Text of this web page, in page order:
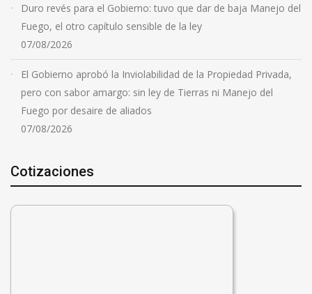
Duro revés para el Gobierno: tuvo que dar de baja Manejo del
Fuego, el otro capítulo sensible de la ley
07/08/2026
El Gobierno aprobó la Inviolabilidad de la Propiedad Privada,
pero con sabor amargo: sin ley de Tierras ni Manejo del
Fuego por desaire de aliados
07/08/2026
Cotizaciones